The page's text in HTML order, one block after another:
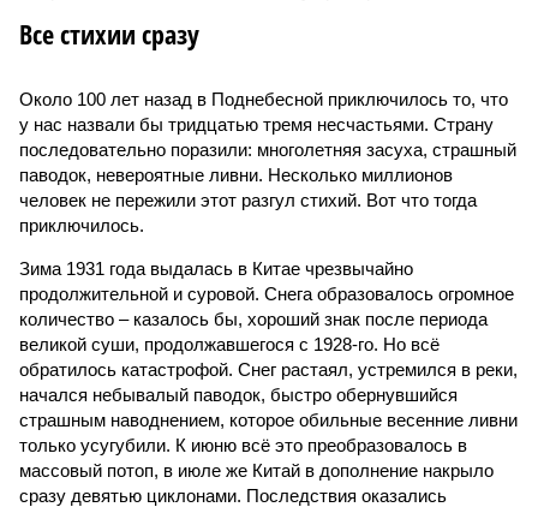
Все стихии сразу
Около 100 лет назад в Поднебесной приключилось то, что
у нас назвали бы тридцатью тремя несчастьями. Страну
последовательно поразили: многолетняя засуха, страшный
паводок, невероятные ливни. Несколько миллионов
человек не пережили этот разгул стихий. Вот что тогда
приключилось.
Зима 1931 года выдалась в Китае чрезвычайно
продолжительной и суровой. Снега образовалось огромное
количество – казалось бы, хороший знак после периода
великой суши, продолжавшегося с 1928-го. Но всё
обратилось катастрофой. Снег растаял, устремился в реки,
начался небывалый паводок, быстро обернувшийся
страшным наводнением, которое обильные весенние ливни
только усугубили. К июню всё это преобразовалось в
массовый потоп, в июле же Китай в дополнение накрыло
сразу девятью циклонами. Последствия оказались